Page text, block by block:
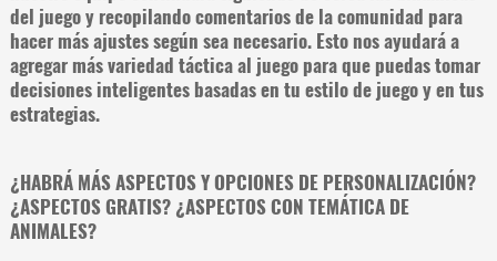
del juego y recopilando comentarios de la comunidad para
hacer más ajustes según sea necesario. Esto nos ayudará a
agregar más variedad táctica al juego para que puedas tomar
decisiones inteligentes basadas en tu estilo de juego y en tus
estrategias.
¿HABRÁ MÁS ASPECTOS Y OPCIONES DE PERSONALIZACIÓN?
¿ASPECTOS GRATIS? ¿ASPECTOS CON TEMÁTICA DE
ANIMALES?